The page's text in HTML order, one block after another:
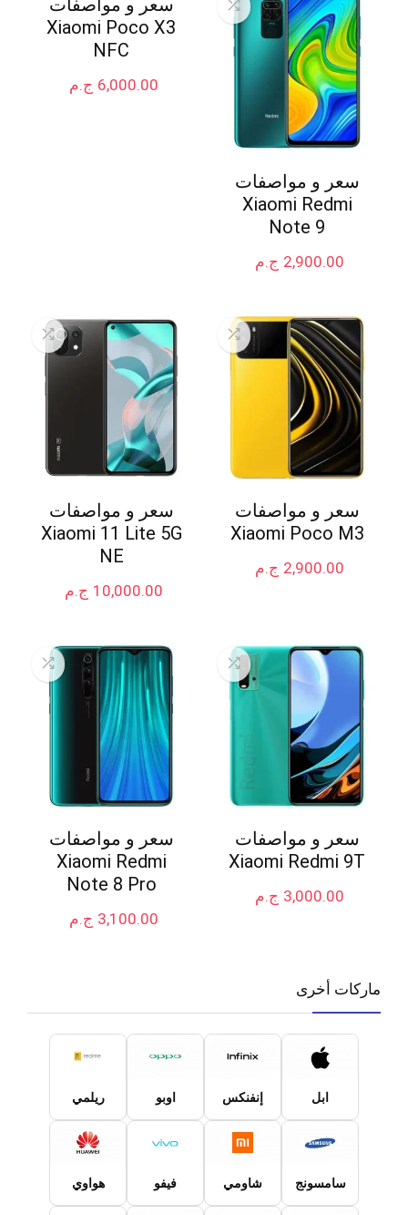
سعر و مواصفات
Xiaomi Redmi
Note 9
ج.م 2,900.00
سعر و مواصفات
Xiaomi Poco X3
NFC
ج.م 6,000.00
سعر و مواصفات
Xiaomi Poco M3
ج.م 2,900.00
سعر و مواصفات
Xiaomi 11 Lite 5G
NE
ج.م 10,000.00
سعر و مواصفات
Xiaomi Redmi 9T
ج.م 3,000.00
سعر و مواصفات
Xiaomi Redmi
Note 8 Pro
ج.م 3,100.00
ماركات أخرى
ابل إنفنكس اوبو ريلمي
سامسونج شاومي فيفو هواوي